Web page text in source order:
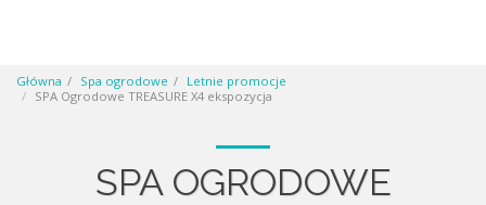
Główna Spa ogrodowe
Letnie promocje
SPA Ogrodowe TREASURE X4 ekspozycja
SPA OGRODOWE